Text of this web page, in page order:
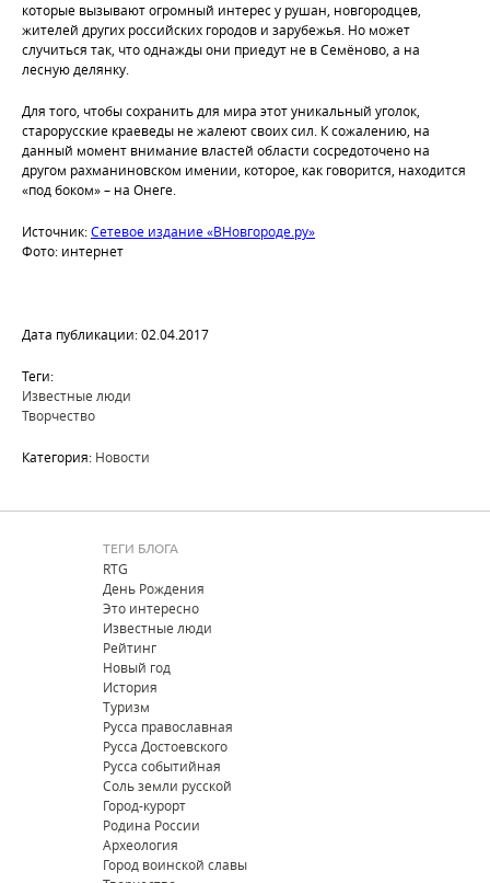
которые вызывают огромный интерес у рушан, новгородцев,
жителей других российских городов и зарубежья. Но может
случиться так, что однажды они приедут не в Семёново, а на
лесную делянку.
Для того, чтобы сохранить для мира этот уникальный уголок,
старорусские краеведы не жалеют своих сил. К сожалению, на
данный момент внимание властей области сосредоточено на
другом рахманиновском имении, которое, как говорится, находится
«под боком» – на Онеге.
Источник:Сетевое издание «ВНовгороде.ру»
Фото: интернет
Дата публикации: 02.04.2017
Теги:
Известные люди
Творчество
Категория: Новости
ТЕГИ БЛОГА
RTG
День Рождения
Это интересно
Известные люди
Рейтинг
Новый год
История
Туризм
Русса православная
Русса Достоевского
Русса событийная
Соль земли русской
Город-курорт
Родина России
Археология
Город воинской славы